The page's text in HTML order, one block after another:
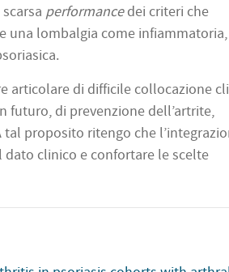
performancedei criteri che
lombalgia come
articolare di difficile collocazione
futuro, di prevenzione dell’artrite,
proposito ritengo che
clinico e confortare le scelte